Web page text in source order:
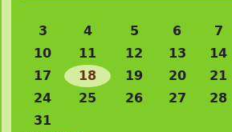
3
4 5 6 7
10
11 12 13 14
17
18 19 20 21
24
25 26 27 28
31